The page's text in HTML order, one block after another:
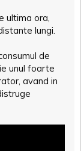
ultima ora,
lungi.
de
unul foarte
avand in